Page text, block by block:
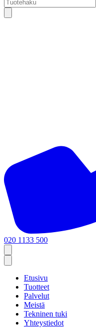
020 1133 500
Etusivu
Tuotteet
Palvelut
Meistä
Tekninen tuki
Yhteystiedot